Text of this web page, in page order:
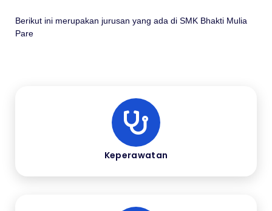
Berikut ini merupakan jurusan yang ada di SMK Bhakti Mulia
Pare
Keperawatan